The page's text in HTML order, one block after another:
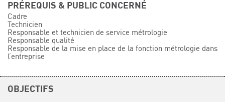
PRÉREQUIS & PUBLIC CONCERNÉ
Cadre
Technicien
Responsable et technicien de service métrologie
Responsable qualité
Responsable de la mise en place de la fonction métrologie dans
l’entreprise
OBJECTIFS